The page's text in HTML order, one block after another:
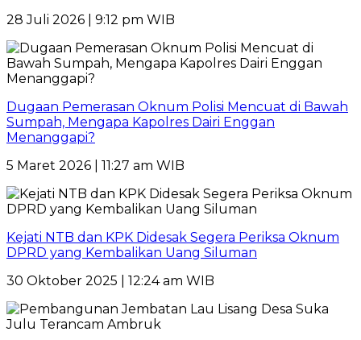
28 Juli 2026 | 9:12 pm WIB
Dugaan Pemerasan Oknum Polisi Mencuat di Bawah
Sumpah, Mengapa Kapolres Dairi Enggan
Menanggapi?
5 Maret 2026 | 11:27 am WIB
Kejati NTB dan KPK Didesak Segera Periksa Oknum
DPRD yang Kembalikan Uang Siluman
30 Oktober 2025 | 12:24 am WIB